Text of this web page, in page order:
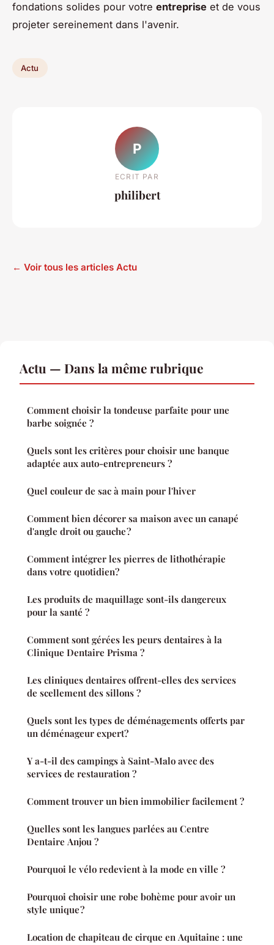
fondations solides pour votre entreprise et de vous
projeter sereinement dans l'avenir.
Actu
P
ECRIT PAR
philibert
← Voir tous les articles Actu
Actu — Dans la même rubrique
Comment choisir la tondeuse parfaite pour une
barbe soignée ?
Quels sont les critères pour choisir une banque
adaptée aux auto-entrepreneurs ?
Quel couleur de sac à main pour l'hiver
Comment bien décorer sa maison avec un canapé
d'angle droit ou gauche ?
Comment intégrer les pierres de lithothérapie
dans votre quotidien?
Les produits de maquillage sont-ils dangereux
pour la santé ?
Comment sont gérées les peurs dentaires à la
Clinique Dentaire Prisma ?
Les cliniques dentaires offrent-elles des services
de scellement des sillons ?
Quels sont les types de déménagements offerts par
un déménageur expert?
Y a-t-il des campings à Saint-Malo avec des
services de restauration ?
Comment trouver un bien immobilier facilement ?
Quelles sont les langues parlées au Centre
Dentaire Anjou ?
Pourquoi le vélo redevient à la mode en ville ?
Pourquoi choisir une robe bohème pour avoir un
style unique ?
Location de chapiteau de cirque en Aquitaine : une